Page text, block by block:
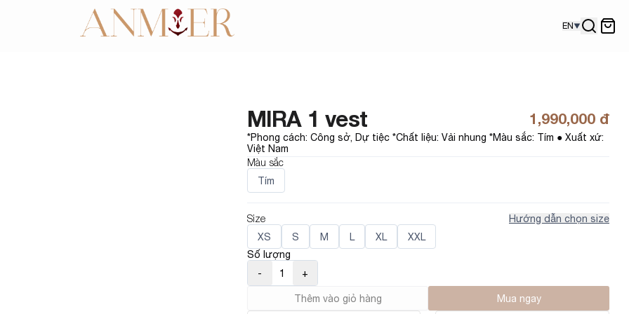
EN
MIRA 1 vest 1,990,000 đ
*Phong cách: Công sở, Dự tiệc *Chất liệu: Vải nhung *Màu sắc: Tím ● Xuất xứ:
Việt Nam
Màu sắc
Tím
Size
Hướng dẫn chọn size
XS
S M L XL
XXL
Số lượng
-
1 +
Thêm vào giỏ hàng Mua ngay